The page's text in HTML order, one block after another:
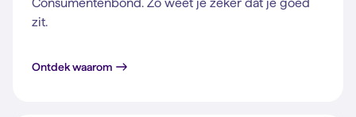
Consumentenbond. Zo weet je zeker dat je goed
zit.
Ontdek waarom